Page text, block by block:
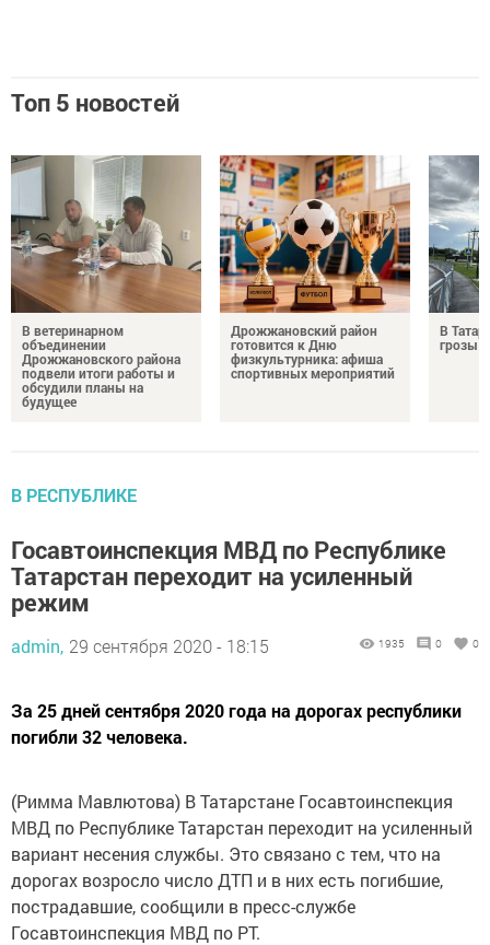
Топ 5 новостей
В ветеринарном
объединении
Дрожжановского района
подвели итоги работы и
обсудили планы на
будущее
Дрожжановский район
готовится к Дню
физкультурника: афиша
спортивных мероприятий
В
грозы
В РЕСПУБЛИКЕ
Госавтоинспекция МВД по Республике
Татарстан переходит на усиленный
режим
admin, 29 сентября 2020 - 18:15 1935 0 0
За 25 дней сентября 2020 года на дорогах республики
погибли 32 человека.
(Римма Мавлютова) В Татарстане Госавтоинспекция
МВД по Республике Татарстан переходит на усиленный
вариант несения службы. Это связано с тем, что на
дорогах возросло число ДТП и в них есть погибшие,
пострадавшие, сообщили в пресс-службе
Госавтоинспекция МВД по РТ.